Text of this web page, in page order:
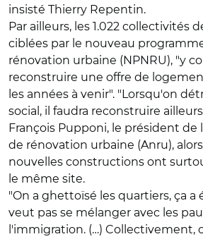
insisté Thierry Repentin.
Par ailleurs, les 1.022 collectivités
ciblées par le nouveau
rénovation urbaine (NPNRU), "y
reconstruire une offre de
les années à venir". "Lorsqu'on
social, il faudra reconstruire
François Pupponi, le président de
de rénovation urbaine (Anru),
nouvelles constructions ont
le même site.
"On a ghettoïsé les quartiers, ça a
veut pas se mélanger avec les
l'immigration. (…) Collectivement,